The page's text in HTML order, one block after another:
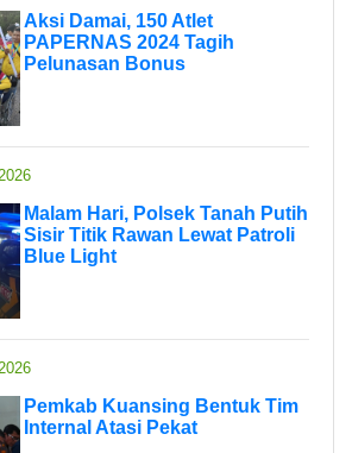
Aksi Damai, 150 Atlet
PAPERNAS 2024 Tagih
Pelunasan Bonus
Malam Hari, Polsek Tanah Putih
Sisir Titik Rawan Lewat Patroli
Blue Light
Pemkab Kuansing Bentuk Tim
Internal Atasi Pekat